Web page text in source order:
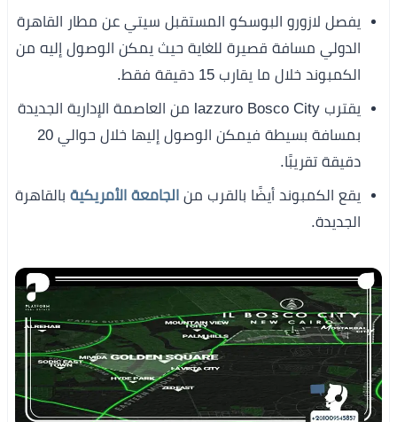
يفصل لازورو البوسكو المستقبل سيتي عن مطار القاهرة
الدولي مسافة قصيرة للغاية حيث يمكن الوصول إليه من
الكمبوند خلال ما يقارب 15 دقيقة فقط.
يقترب lazzuro Bosco City من العاصمة الإدارية الجديدة
بمسافة بسيطة فيمكن الوصول إليها خلال حوالي 20
دقيقة تقريبًا.
يقع الكمبوند أيضًا بالقرب من الجامعة الأمريكية بالقاهرة
الجديدة.